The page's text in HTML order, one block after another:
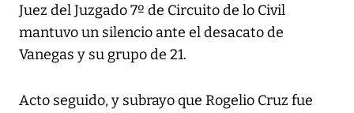
Juez del Juzgado 7º de Circuito de lo Civil
mantuvo un silencio ante el desacato de
Vanegas y su grupo de 21.
Acto seguido, y subrayo que Rogelio Cruz fue